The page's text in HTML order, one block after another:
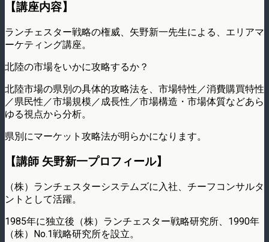
【講座内容】
ランチェスター戦略の権威、矢野新一先生による、エリアマ
ーケティング講座。
北陸の市場をいかに攻略するか？
北陸市場の県別の具体的攻略法を、市場特性／消費購買特性
／県民性／市場規模／成長性／市場構造・市場体質などあら
ゆる視点から分析。
県別にマーケット攻略法が明らかになります。
【講師 矢野新一プロフィール】
（株）ランチェスターシステムズに入社、チーフコンサルタ
ントとして活躍。
1985年に独立後（株）ランチェスター戦略研究所、1990年
（株）No.1戦略研究所を設立。